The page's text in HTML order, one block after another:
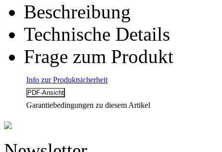
Beschreibung
Technische Details
Frage zum Produkt
Info zur Produktsicherheit
Garantiebedingungen zu diesem Artikel